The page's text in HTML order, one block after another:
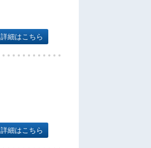
詳細はこちら
詳細はこちら